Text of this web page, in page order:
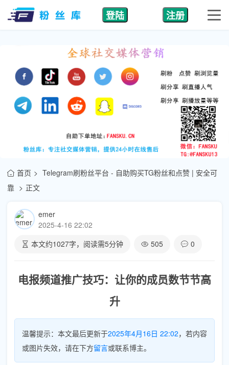
登陆 注册
首页
Telegram刷粉丝平台 - 自助购买TG粉丝和点赞 | 安全可
靠
正文
emer
2025-4-16 22:02
本文约1027字，阅读需5分钟 505 0
电报频道推广技巧：让你的成员数节节高
升
温馨提示：本文最后更新于2025年4月16日 22:02，若内容
或图片失效，请在下方留言或联系博主。